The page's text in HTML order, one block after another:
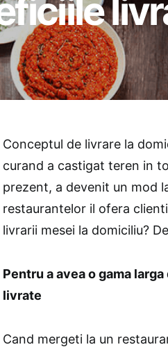
Conceptul de livrare la
curand a castigat teren in
prezent, a devenit un mod
restaurantelor il ofera
livrarii mesei la domiciliu?
Pentru a avea o gama
livrate
Cand mergeti la un